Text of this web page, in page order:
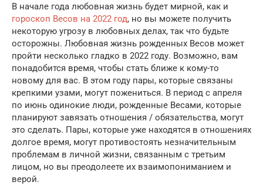
В начале года любовная жизнь будет мирной, как и
гороскоп Весов на 2022 год, но вы можете получить
некоторую угрозу в любовных делах, так что будьте
осторожны. Любовная жизнь рожденных Весов может
пройти несколько гладко в 2022 году. Возможно, вам
понадобится время, чтобы стать ближе к кому-то
новому для вас. В этом году пары, которые связаны
крепкими узами, могут пожениться. В период с апреля
по июнь одинокие люди, рожденные Весами, которые
планируют завязать отношения / обязательства, могут
это сделать. Пары, которые уже находятся в отношениях
долгое время, могут противостоять незначительным
проблемам в личной жизни, связанным с третьим
лицом, но вы преодолеете их взаимопониманием и
верой.